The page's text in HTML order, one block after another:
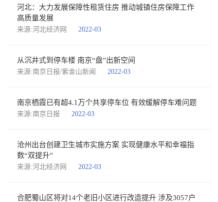
河北：大力发展保障性租赁住房 推动城镇住房保障工作
高质量发展
来源:河北经济网 2022-03
从沉井式到停车楼 南京“盘”出新空间
来源:南京日报/紫金山新闻 2022-03
南京栖霞已有超4.1万个共享停车位 有效缓解停车难问题
来源:南京日报 2022-03
沧州出台创建卫生城市实施方案 实现健康水平和幸福指
数“双提升”
来源:河北经济网 2022-03
合肥蜀山区将对14个老旧小区进行改造提升 涉及3057户